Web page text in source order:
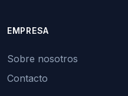
EMPRESA
Sobre nosotros
Contacto